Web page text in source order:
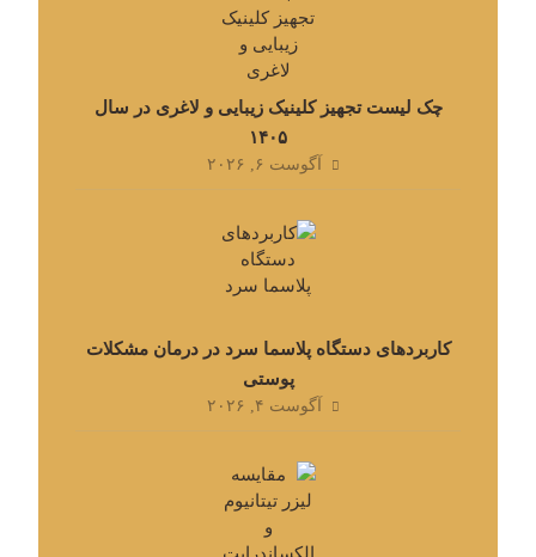
چک لیست تجهیز کلینیک زیبایی و لاغری در سال
۱۴۰۵
آگوست ۶, ۲۰۲۶
کاربردهای دستگاه پلاسما سرد در درمان مشکلات
پوستی
آگوست ۴, ۲۰۲۶